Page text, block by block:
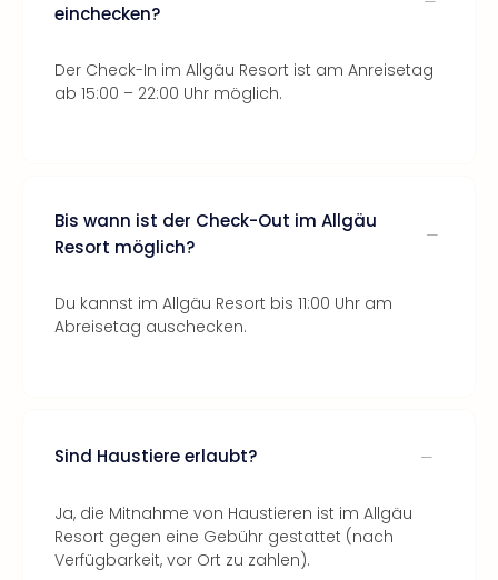
einchecken?
Der Check-In im Allgäu Resort ist am Anreisetag
ab 15:00 – 22:00 Uhr möglich.
Bis wann ist der Check-Out im Allgäu
Resort möglich?
Du kannst im Allgäu Resort bis 11:00 Uhr am
Abreisetag auschecken.
Sind Haustiere erlaubt?
Ja, die Mitnahme von Haustieren ist im Allgäu
Resort gegen eine Gebühr gestattet (nach
Verfügbarkeit, vor Ort zu zahlen).